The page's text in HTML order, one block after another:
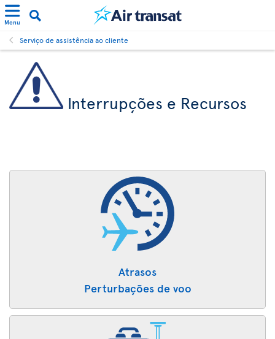
Menu
Serviço de assistência ao cliente
Interrupções e Recursos
Atrasos
Perturbações de voo